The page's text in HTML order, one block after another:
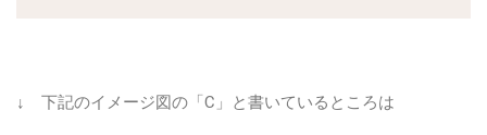
↓ 下記のイメージ図の「C」と書いているところは